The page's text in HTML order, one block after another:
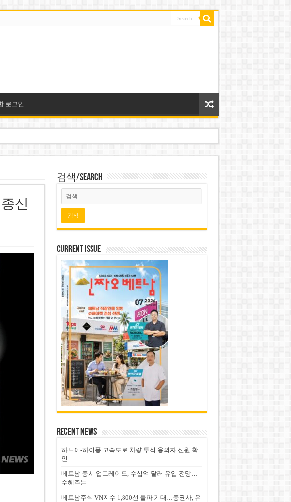
로그인
신
검색/Search
Current Issue
Recent News
하노이-하이퐁 고속도로 차량 투석 용의자 신원 확
인
베트남 증시 업그레이드, 수십억 달러 유입 전망…
수혜주는
베트남주식 VN지수 1,800선 돌파 기대…증권사, 유